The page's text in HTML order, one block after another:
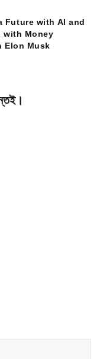
Future with AI and
with Money
Elon Musk